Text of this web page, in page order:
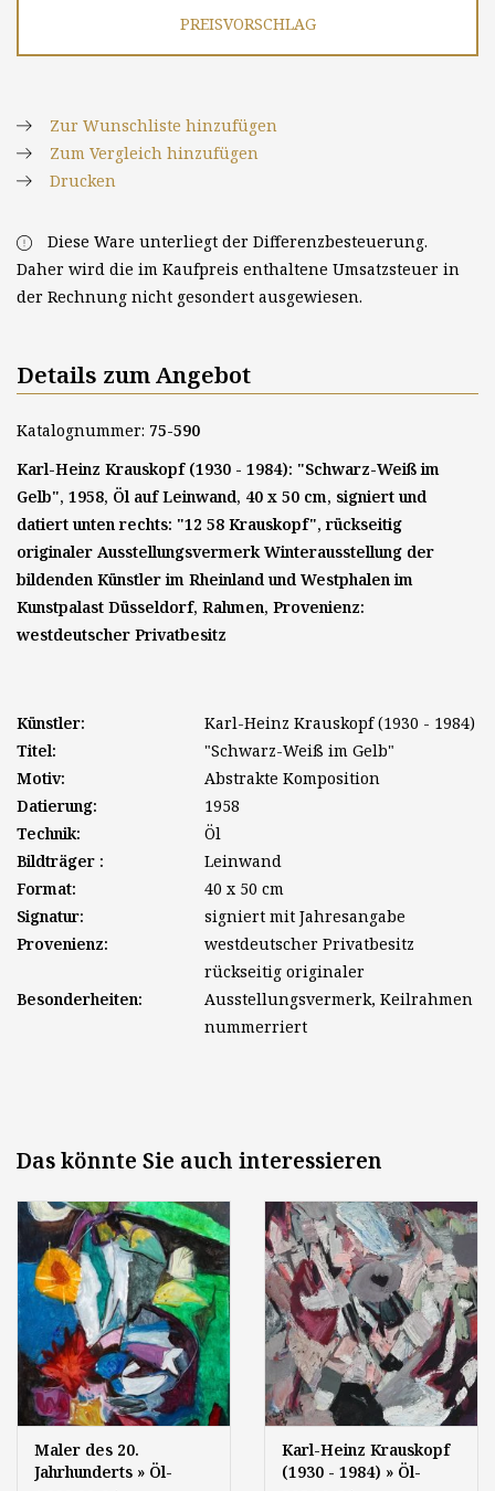
PREISVORSCHLAG
Zur Wunschliste hinzufügen
Zum Vergleich hinzufügen
Drucken
Diese Ware unterliegt der Differenzbesteuerung.
Daher wird die im Kaufpreis enthaltene Umsatzsteuer in
der Rechnung nicht gesondert ausgewiesen.
Details zum Angebot
Katalognummer: 75-590
Karl-Heinz Krauskopf (1930 - 1984): "Schwarz-Weiß im
Gelb", 1958, Öl auf Leinwand, 40 x 50 cm, signiert und
datiert unten rechts: "12 58 Krauskopf", rückseitig
originaler Ausstellungsvermerk Winterausstellung der
bildenden Künstler im Rheinland und Westphalen im
Kunstpalast Düsseldorf, Rahmen, Provenienz:
westdeutscher Privatbesitz
Künstler:
Karl-Heinz Krauskopf (1930 - 1984)
Titel:
"Schwarz-Weiß im Gelb"
Motiv:
Abstrakte Komposition
Datierung:
1958
Technik:
Öl
Bildträger :
Leinwand
Format:
40 x 50 cm
Signatur:
signiert mit Jahresangabe
Provenienz:
westdeutscher Privatbesitz
Besonderheiten:
rückseitig originaler
Ausstellungsvermerk, Keilrahmen
nummerriert
Das könnte Sie auch interessieren
Maler des 20.
Jahrhunderts » Öl-
Karl-Heinz Krauskopf
(1930 - 1984) » Öl-